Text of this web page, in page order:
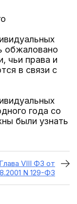
обжаловано
чьи права и
в связи с
года со
были узнать
Глава VIII ФЗ от
N 129-ФЗ